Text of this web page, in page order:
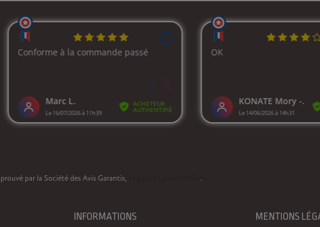
par la Société des Avis Garantis, .
INFORMATIONS MENTIONS